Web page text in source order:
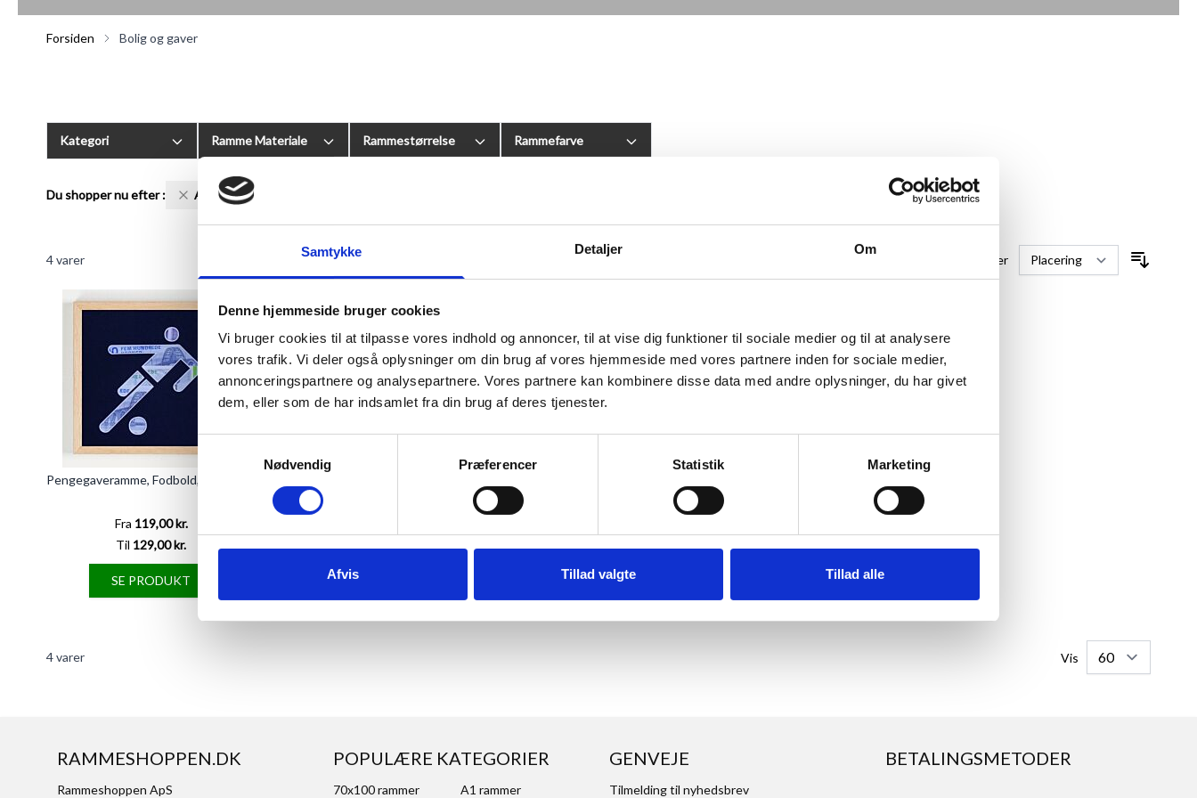
Samtykke Detaljer Om
Denne hjemmeside bruger cookies
Vi bruger cookies til at tilpasse vores indhold og annoncer, til at vise dig funktioner til sociale medier og til at analysere
vores trafik. Vi deler også oplysninger om din brug af vores hjemmeside med vores partnere inden for sociale medier,
annonceringspartnere og analysepartnere. Vores partnere kan kombinere disse data med andre oplysninger, du har givet
dem, eller som de har indsamlet fra din brug af deres tjenester.
Samtykkevalg
Nødvendig
Præferencer Statistik Marketing
Afvis Tillad valgte Tillad alle
Forsiden Bolig og gaver
Du shopper nu efter: Anledning:
Kategori Ramme Materiale Rammestørrelse Rammefarve
4varer Sorter efter
Pengegaveramme, Fodbold, 20x20 cm
Fra 119,00 kr.
Til 129,00 kr.
SE PRODUKT SE PRODUKT SE PRODUKT SE PRODUKT
4varer Vis
RAMMESHOPPEN.DK
Rammeshoppen ApS
POPULÆRE KATEGORIER
70x100 rammer A1 rammer
GENVEJE
Tilmelding til nyhedsbrev
BETALINGSMETODER